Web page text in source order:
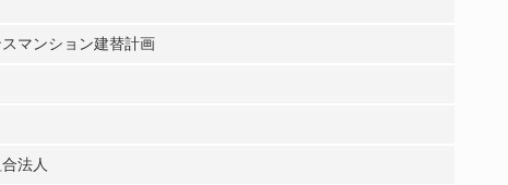
マンション建替計画
法人